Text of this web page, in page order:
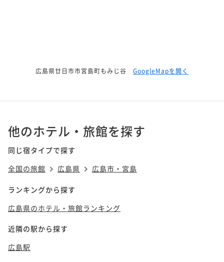
広島県廿日市市宮島町もみじ谷 GoogleMapを開く
他のホテル・旅館を探す
同じ宿タイプで探す
全国の旅館
広島県 広島市・宮島
ランキングから探す
広島県のホテル・旅館ランキング
近隣の駅から探す
広島駅